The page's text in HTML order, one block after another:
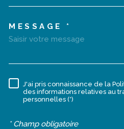
MESSAGE *
J'ai pris connaissance de la
des informations relatives au
personnelles (*)
* Champ obligatoire